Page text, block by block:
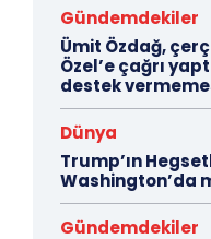
Gündemdekiler
Ümit Özdağ,
Özel’e çağrı
destek
Dünya
Trump’ın
Washington’da
Gündemdekiler